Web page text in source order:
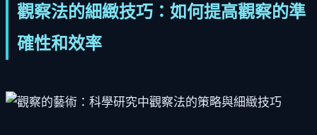
觀察法的細緻技巧：如何提高觀察的準
確性和效率